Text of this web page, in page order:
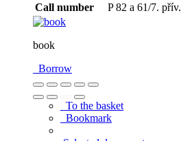
Call number
P 82 a 61/7. přív.
book
Borrow
To the basket
Bookmark